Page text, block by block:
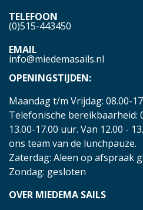
TELEFOON
(0)515-443450
EMAIL
info@miedemasails.nl
OPENINGSTIJDEN:
Maandag t/m Vrijdag: 08.00-
Telefonische bereikbaarheid:
13.00-17.00 uur. Van 12.00 -
ons team van de lunchpauze.
Zaterdag: Aleen op afspraak
Zondag: gesloten
OVER MIEDEMA SAILS